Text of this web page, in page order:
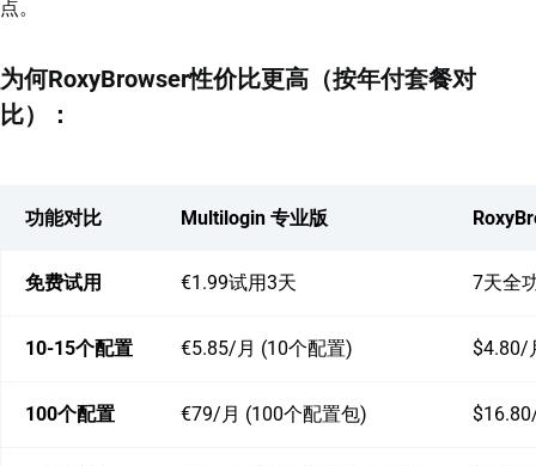
点。
为何RoxyBrowser性价比更高（按年付套餐对
比）：
功能对比 Multilogin 专业版
免费试用 €1.99试用3天 7天全
10-15个配置 €5.85/月 (10个配置) $4.80/
100个配置 €79/月 (100个配置包)